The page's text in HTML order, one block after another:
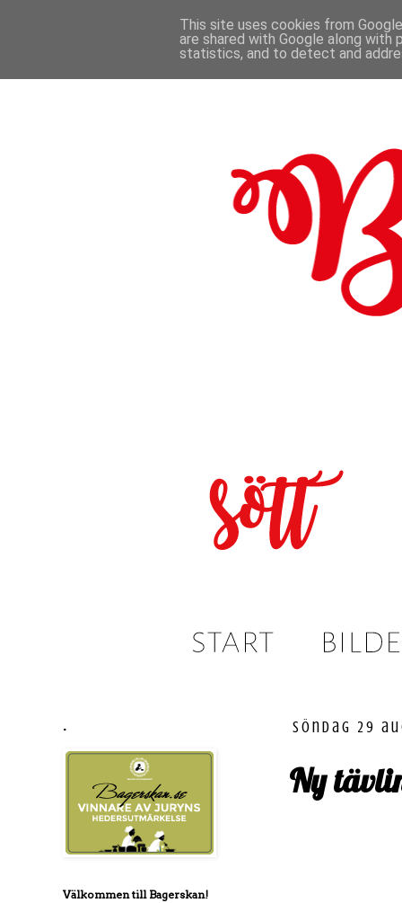
söndag 29
Ny
.
Välkommen till Bagerskan!
This site uses cookies from
are shared with Google along
statistics, and to detect and